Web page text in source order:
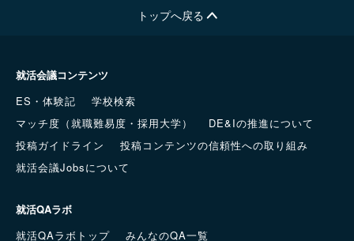
トップへ戻る
就活会議コンテンツ
ES・体験記
学校検索
マッチ度（就職難易度・採用大学）
DE&Iの推進について
投稿ガイドライン
投稿コンテンツの信頼性への取り組み
就活会議Jobsについて
就活QAラボ
就活QAラボトップ
みんなのQA一覧